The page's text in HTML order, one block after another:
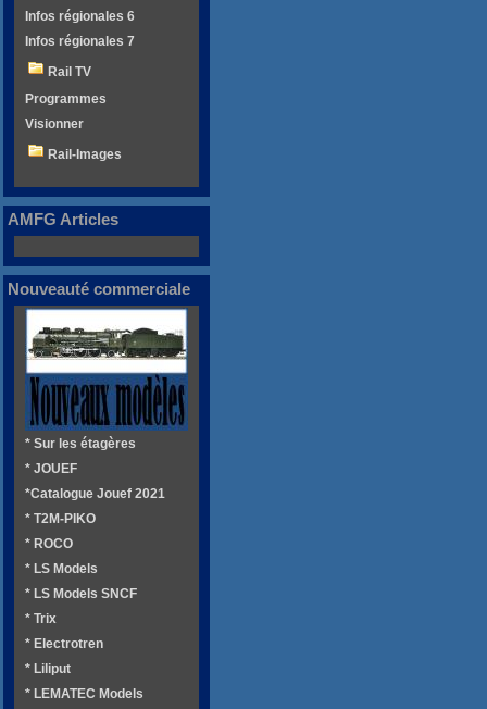
Infos régionales 6
Infos régionales 7
Rail TV
Programmes
Visionner
Rail-Images
AMFG Articles
Nouveauté commerciale
* Sur les étagères
* JOUEF
*Catalogue Jouef 2021
* T2M-PIKO
* ROCO
* LS Models
* LS Models SNCF
* Trix
* Electrotren
* Liliput
* LEMATEC Models